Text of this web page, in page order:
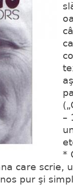
–
*
care scrie,
pur şi